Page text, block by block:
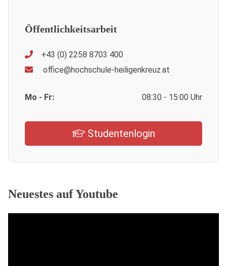
Öffentlichkeitsarbeit
+43 (0) 2258 8703 400
office@hochschule-heiligenkreuz.at
Mo - Fr: 08:30 - 15:00 Uhr
Studentenlogin
Neuestes auf Youtube